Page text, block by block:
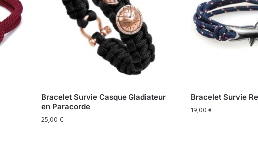
Bracelet Survie Casque Gladiateur
en Paracorde
25,00€
Bracelet Survie
19,00€